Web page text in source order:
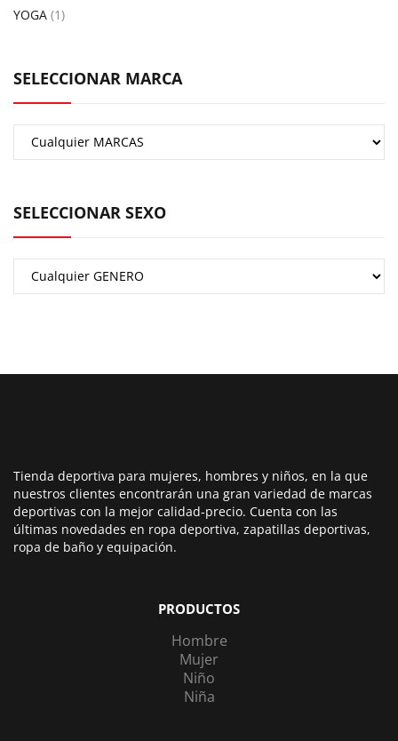
YOGA (1)
SELECCIONAR MARCA
SELECCIONAR SEXO
Tienda deportiva para mujeres, hombres y niños, en la que
nuestros clientes encontrarán una gran variedad de marcas
deportivas con la mejor calidad-precio. Cuenta con las
últimas novedades en ropa deportiva, zapatillas deportivas,
ropa de baño y equipación.
PRODUCTOS
Hombre
Mujer
Niño
Niña